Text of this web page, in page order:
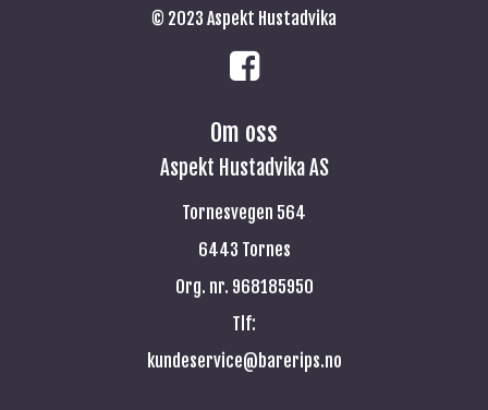
© 2023 Aspekt Hustadvika
Om oss
Aspekt Hustadvika AS
Tornesvegen 564
6443 Tornes
Org. nr. 968185950
Tlf:
kundeservice@barerips.no